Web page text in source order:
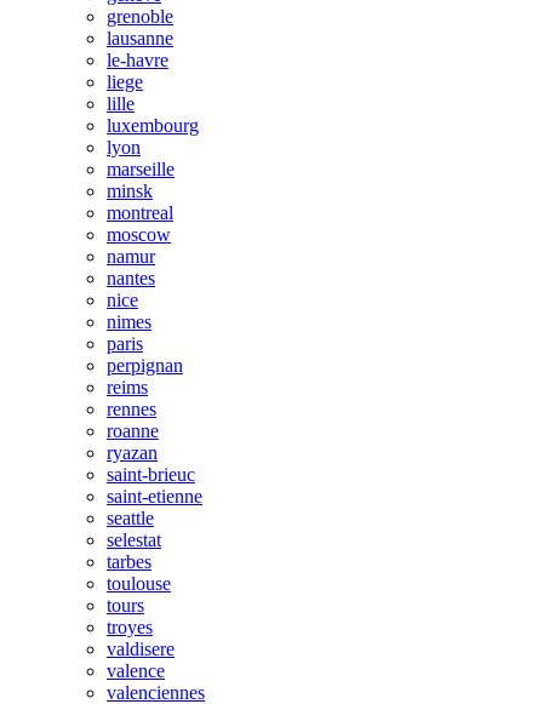
grenoble
lausanne
le-havre
liege
lille
luxembourg
lyon
marseille
minsk
montreal
moscow
namur
nantes
nice
nimes
paris
perpignan
reims
rennes
roanne
ryazan
saint-brieuc
saint-etienne
seattle
selestat
tarbes
toulouse
tours
troyes
valdisere
valence
valenciennes